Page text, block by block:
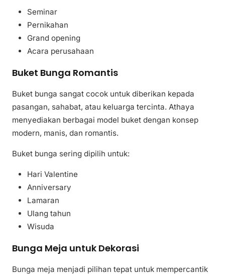
Seminar
Pernikahan
Grand opening
Acara perusahaan
Buket Bunga Romantis
Buket bunga sangat cocok untuk diberikan kepada
pasangan, sahabat, atau keluarga tercinta. Athaya
menyediakan berbagai model buket dengan konsep
modern, manis, dan romantis.
Buket bunga sering dipilih untuk:
Hari Valentine
Anniversary
Lamaran
Ulang tahun
Wisuda
Bunga Meja untuk Dekorasi
Bunga meja menjadi pilihan tepat untuk mempercantik